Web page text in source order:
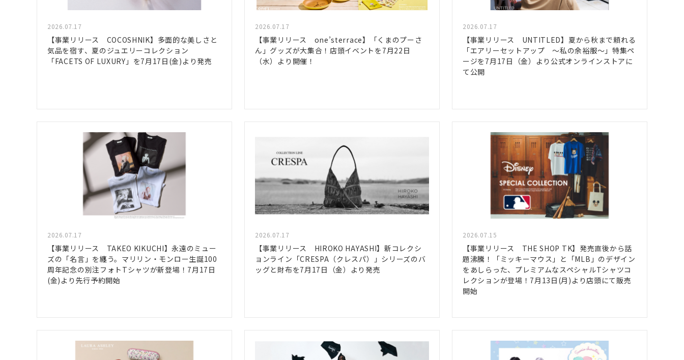
2026.07.17
【事業リリース COCOSHNIK】多面的な美しさと
気品を宿す、夏のジュエリーコレクション
「FACETS OF LUXURY」を7月17日(金)より発売
2026.07.17
【事業リリース one’sterrace】「くまのプーさ
ん」グッズが大集合！店頭イベントを7月22日
（水）より開催！
2026.07.17
【事業リリース UNTITLED】夏から秋まで頼れる
「エアリーセットアップ ～私の余裕服～」特集ペ
ージを7月17日（金）より公式オンラインストアに
て公開
2026.07.17
【事業リリース TAKEO KIKUCHI】永遠のミュー
ズの「名言」を纏う。マリリン・モンロー生誕100
周年記念の別注フォトTシャツが新登場！7月17日
(金)より先行予約開始
2026.07.17
【事業リリース HIROKO HAYASHI】新コレクシ
ョンライン「CRESPA（クレスパ）」シリーズのバ
ッグと財布を7月17日（金）より発売
2026.07.15
【事業リリース THE SHOP TK】発売直後から話
題沸騰！「ミッキーマウス」と「MLB」のデザイン
をあしらった、プレミアムなスペシャルTシャツコ
レクションが登場！7月13日(月)より店頭にて販売
開始